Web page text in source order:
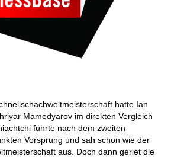
hatte Ian
Mamedyarov im direkten Vergleich
führte nach dem zweiten
Vorsprung und sah schon wie der
aus. Doch dann geriet die